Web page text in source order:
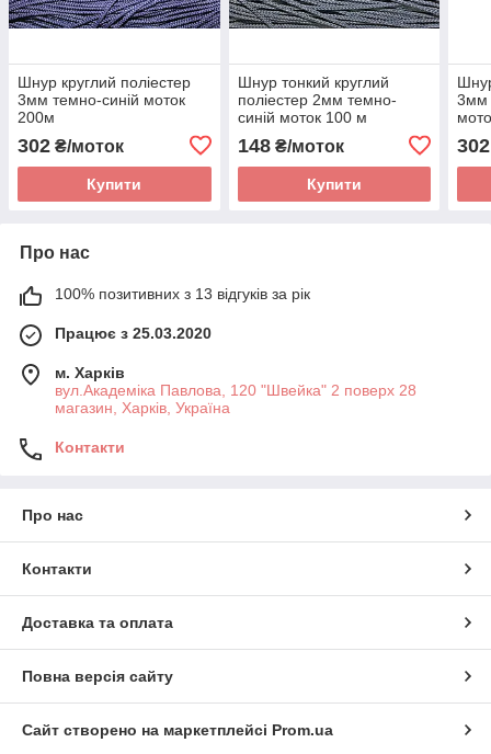
Шнур круглий поліестер
3мм темно-синій моток
200м
302 ₴/моток
Купити
Шнур тонкий круглий
поліестер 2мм темно-
синій моток 100 м
148₴/моток
Купити
3мм
302
Про нас
100% позитивних з 13 відгуків за рік
Працює з 25.03.2020
м. Харків
вул.Академіка Павлова, 120 "Швейка" 2 поверх 28
магазин, Харків, Україна
Контакти
Про нас
Контакти
Доставка та оплата
Повна версія сайту
Сайт створено на маркетплейсі Prom.ua